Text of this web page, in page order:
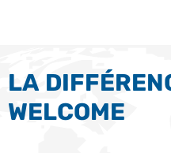
LA
WELCOME